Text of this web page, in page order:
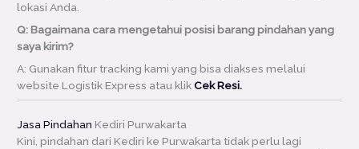
lokasi Anda.
Q: Bagaimana cara mengetahui posisi barang pindahan yang
saya kirim?
A: Gunakan fitur tracking kami yang bisa diakses melalui
website Logistik Express atau klikCek Resi.
Jasa Pindahan Kediri Purwakarta
Kini, pindahan dari Kediri ke Purwakarta tidak perlu lagi